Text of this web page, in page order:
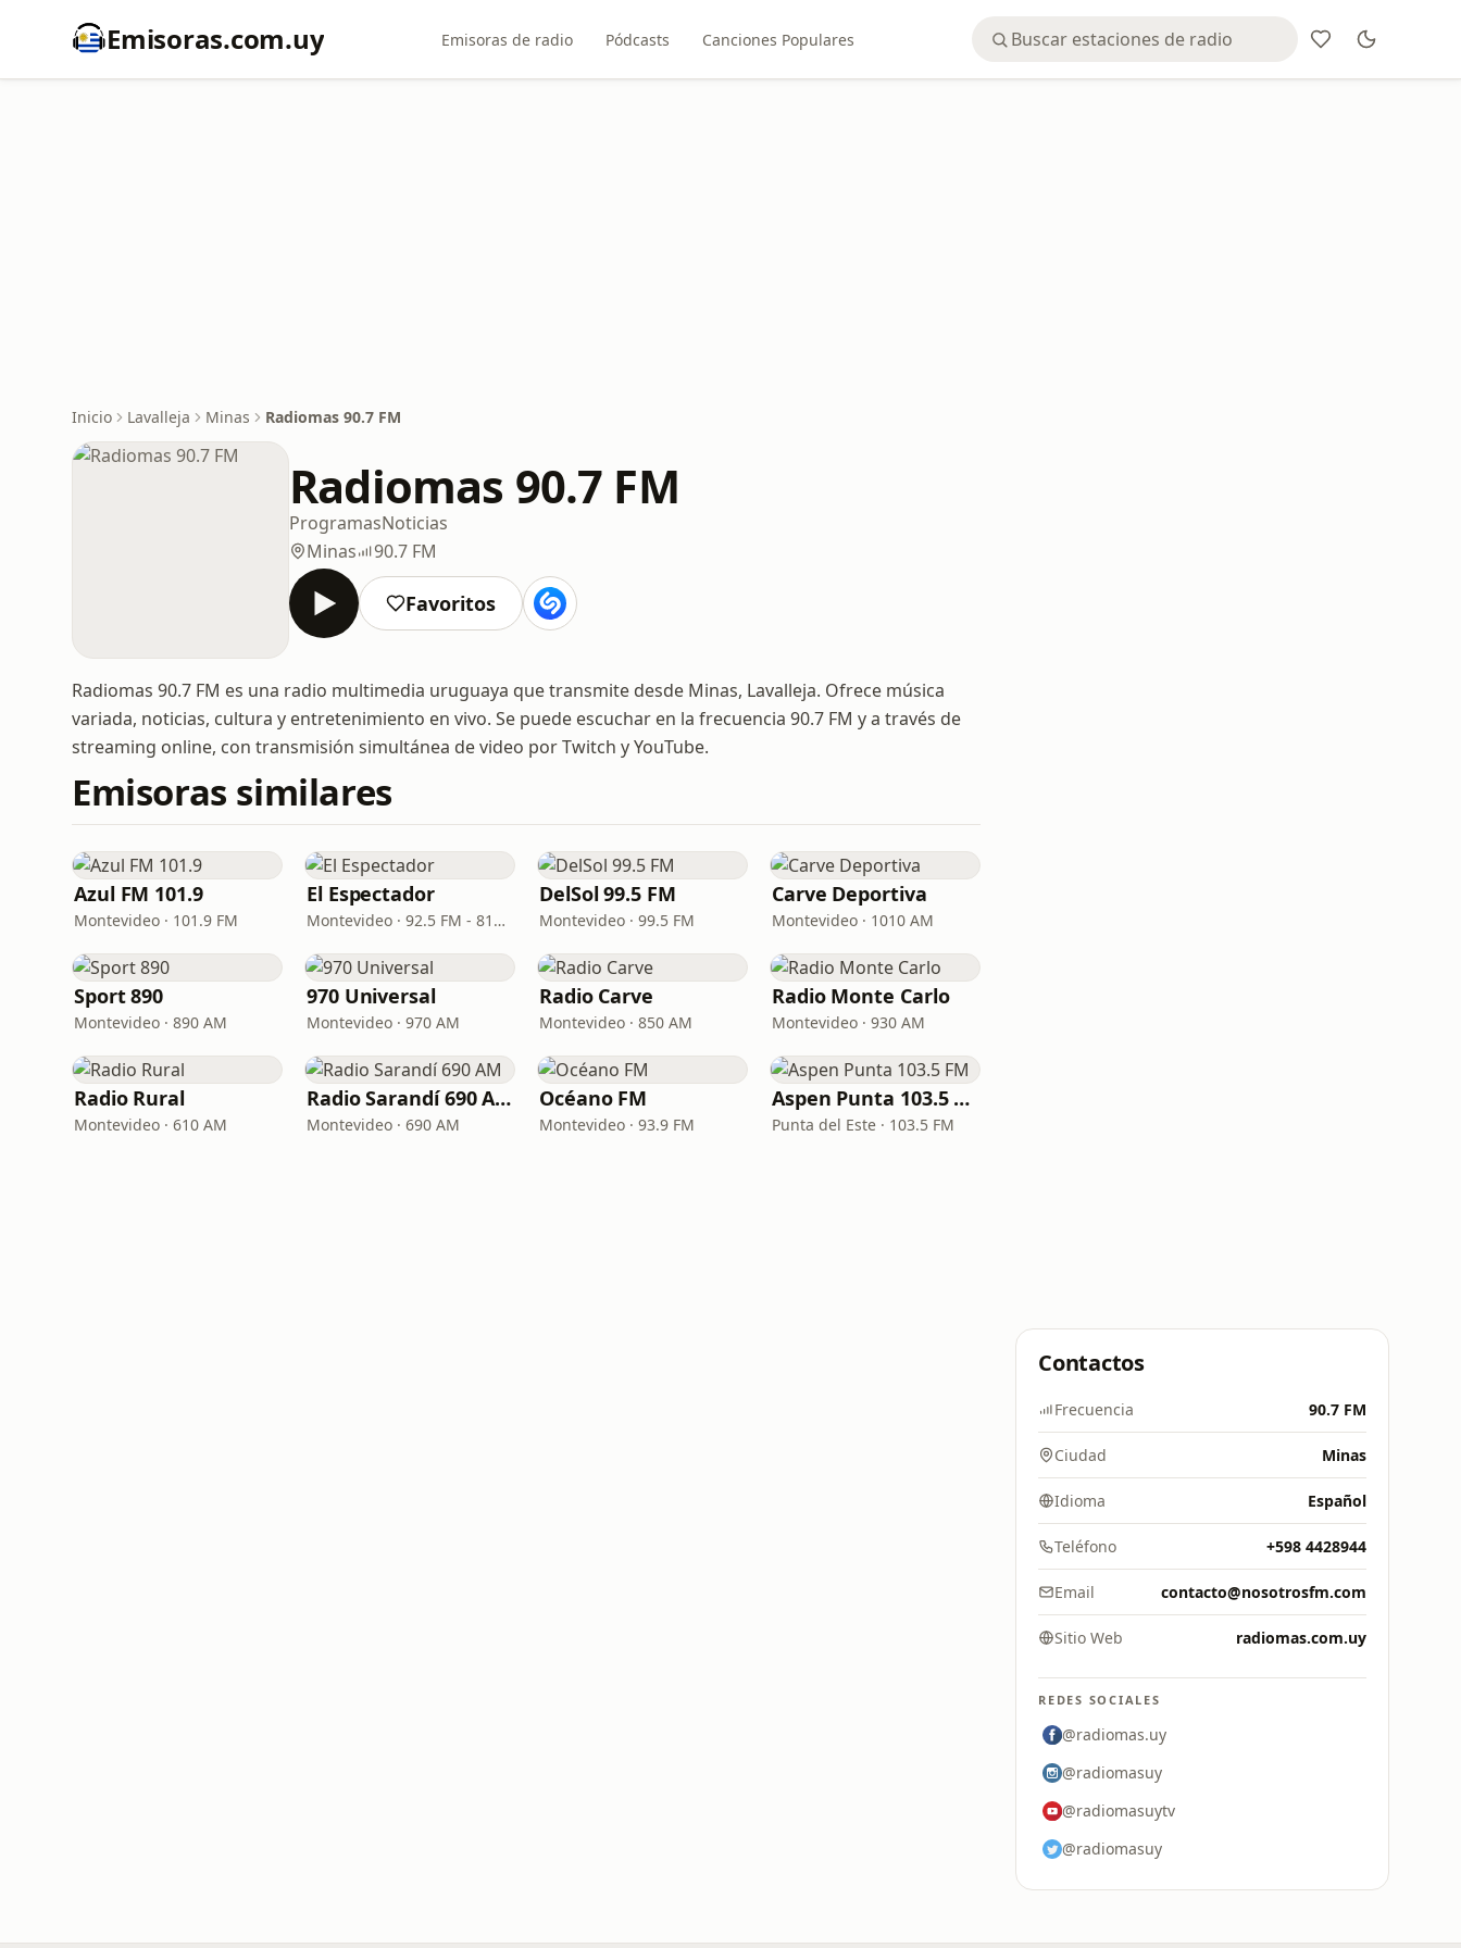
Emisoras.com.uy Emisoras de radio Pódcasts Canciones Populares
Inicio Lavalleja Minas Radiomas 90.7 FM
Radiomas 90.7 FM
ProgramasNoticias
Minas
90.7 FM
Favoritos
Radiomas 90.7 FM es una radio multimedia uruguaya que transmite desde Minas, Lavalleja. Ofrece música
variada, noticias, cultura y entretenimiento en vivo. Se puede escuchar en la frecuencia 90.7 FM y a través de
streaming online, con transmisión simultánea de video por Twitch y YouTube.
Emisoras similares
Azul FM 101.9
Montevideo · 101.9 FM
El Espectador
Montevideo · 92.5 FM - 810 AM
DelSol 99.5 FM
Montevideo · 99.5 FM
Carve Deportiva
Montevideo · 1010 AM
Sport 890
Montevideo · 890 AM
970 Universal
Montevideo · 970 AM
Radio Carve
Montevideo · 850 AM
Radio Monte Carlo
Montevideo · 930 AM
Radio Rural
Montevideo · 610 AM
Radio Sarandí 690 AM
Montevideo · 690 AM
Océano FM
Montevideo · 93.9 FM
Aspen Punta 103.5 FM
Punta del Este · 103.5 FM
Contactos
Frecuencia 90.7 FM
Ciudad Minas
Idioma Español
Teléfono +598 4428944
Email contacto@nosotrosfm.com
Sitio Web radiomas.com.uy
REDES SOCIALES
@radiomas.uy
@radiomasuy
@radiomasuytv
@radiomasuy